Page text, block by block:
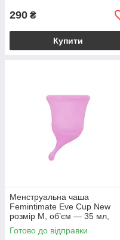
290 ₴
Купити
Менструальна чаша
Femintimate Eve Cup New
розмір M, об’єм — 35 мл,
ергономічний дизайн
Готово до відправки